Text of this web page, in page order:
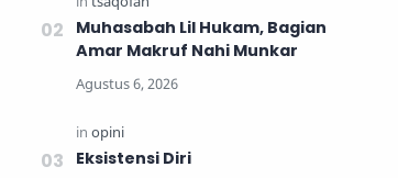
Muhasabah Lil Hukam, Bagian
Amar Makruf Nahi Munkar
Eksistensi Diri